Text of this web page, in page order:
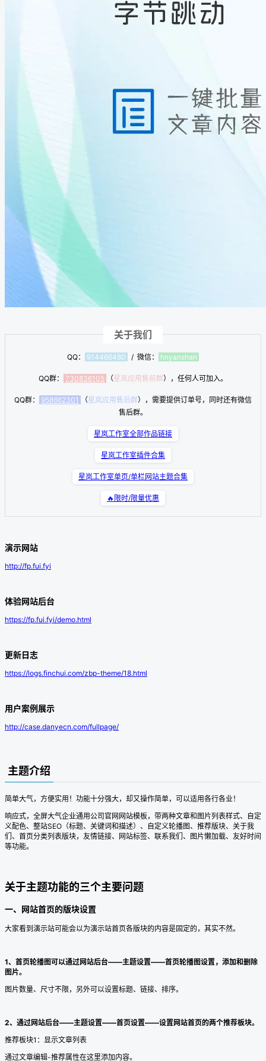
关于我们
QQ： 914466480 / 微信： hnyanshan
QQ群： 730836105 （星岚应用售前群），任何人可加入。
QQ群： 958662301 （星岚应用售后群），需要提供订单号，同时还有微信
售后群。
星岚工作室全部作品链接
星岚工作室插件合集
星岚工作室单页/单栏网站主题合集
🔥限时/限量优惠
演示网站
http://fp.fui.fyi
体验网站后台
https://fp.fui.fyi/demo.html
更新日志
https://logs.finchui.com/zbp-theme/18.html
用户案例展示
http://case.danyecn.com/fullpage/
主题介绍
简单大气，方便实用！功能十分强大，却又操作简单，可以适用各行各业！
响应式，全屏大气企业通用公司官网网站模板，带两种文章和图片列表样式、自定
义配色、整站SEO（标题、关键词和描述）、自定义轮播图、推荐版块、关于我
们、首页分类列表版块，友情链接、网站标签、联系我们、图片懒加载、友好时间
等功能。
关于主题功能的三个主要问题
一、网站首页的版块设置
大家看到演示站可能会以为演示站首页各版块的内容是固定的，其实不然。
1、首页轮播图可以通过网站后台——主题设置——首页轮播图设置，添加和删除
图片。
图片数量、尺寸不限，另外可以设置标题、链接、排序。
2、通过网站后台——主题设置——首页设置——设置网站首页的两个推荐板块。
推荐板块1：显示文章列表
通过文章编辑-推荐属性在这里添加内容。